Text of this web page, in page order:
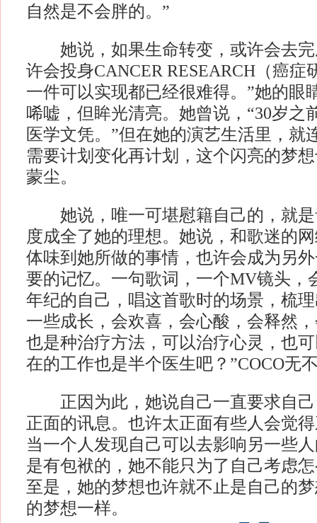
自然是不会胖的。”
她说，如果生命转变，或许会去完
许会投身CANCER RESEARCH（癌症
一件可以实现都已经很难得。”她的眼
唏嘘，但眸光清亮。她曾说，“30岁之
医学文凭。”但在她的演艺生活里，就
需要计划变化再计划，这个闪亮的梦
蒙尘。
她说，唯一可堪慰籍自己的，就是
度成全了她的理想。她说，和歌迷的
体味到她所做的事情，也许会成为另
要的记忆。一句歌词，一个MV镜头，
年纪的自己，唱这首歌时的场景，梳
一些成长，会欢喜，会心酸，会释然
也是种治疗方法，可以治疗心灵，也
在的工作也是半个医生吧？”COCO无
正因为此，她说自己一直要求自己
正面的讯息。也许太正面有些人会觉
当一个人发现自己可以去影响另一些
是有包袱的，她不能只为了自己考虑
至是，她的梦想也许就不止是自己的
的梦想一样。